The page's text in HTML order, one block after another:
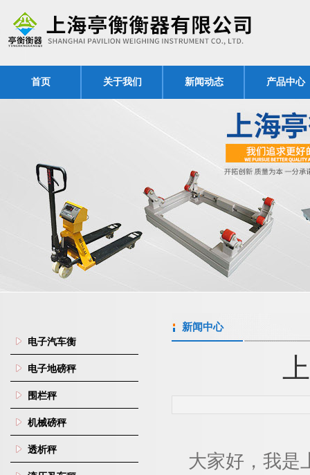
首页 关于我们 新闻动态 产品中心
电子汽车衡
电子地磅秤
围栏秤
机械磅秤
透析秤
新闻中心
大家好，我是